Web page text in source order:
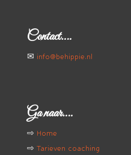
Contact….
✉ info@behippie.nl
Ga naar….
⇨ Home
⇨ Tarieven coaching